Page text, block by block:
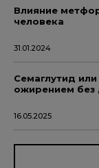
Влияние
человека
31.01.2024
Семаглутид
ожирением без
16.05.2025